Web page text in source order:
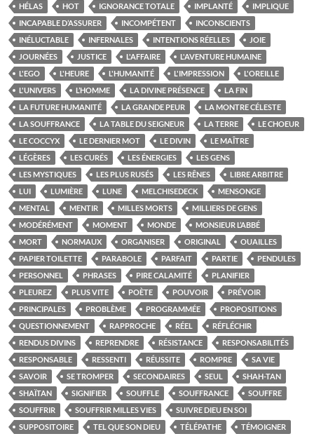
HÉLAS
HOT IGNORANCE TOTALE IMPLANTÉ
IMPLIQUE
INCAPABLE D’ASSURER
INCOMPÉTENT
INCONSCIENTS
INÉLUCTABLE
INFERNALES INTENTIONS RÉELLES
JOIE
JOURNÉES
JUSTICE L'AFFAIRE
L'AVENTURE HUMAINE
L'EGO
L'HEURE L'HUMANITÉ L'IMPRESSION
L'OREILLE
L'UNIVERS
L’HOMME LA DIVINE PRÉSENCE
LA FIN
LA FUTURE HUMANITÉ
LA GRANDE PEUR
LA MONTRE CÉLESTE
LA SOUFFRANCE
LA TABLE DU SEIGNEUR LA TERRE
LE CHOEUR
LE COCCYX
LE DERNIER MOT LE DIVIN
LE MAÎTRE
LÉGÈRES
LES CURÉS LES ÉNERGIES
LES GENS
LES MYSTIQUES
LES PLUS RUSÉS LES RÊNES
LIBRE ARBITRE
LUI
LUMIÈRE LUNE MELCHISEDECK
MENSONGE
MENTAL
MENTIR MILLES MORTS
MILLIERS DE GENS
MODÉRÉMENT
MOMENT MONDE
MONSIEUR L’ABBÉ
MORT
NORMAUX ORGANISER ORIGINAL
OUAILLES
PAPIER TOILETTE
PARABOLE PARFAIT PARTIE
PENDULES
PERSONNEL
PHRASES PIRE CALAMITÉ
PLANIFIER
PLEUREZ
PLUS VITE POÈTE POUVOIR
PRÉVOIR
PRINCIPALES
PROBLÈME PROGRAMMÉE
PROPOSITIONS
QUESTIONNEMENT
RAPPROCHE RÉEL
RÉFLÉCHIR
RENDUS DIVINS
REPRENDRE RÉSISTANCE
RESPONSABILITÉS
RESPONSABLE
RESSENTI RÉUSSITE ROMPRE
SA VIE
SAVOIR
SE TROMPER SECONDAIRES SEUL
SHAH-TAN
SHAÏTAN
SIGNIFIER SOUFFLE SOUFFRANCE
SOUFFRE
SOUFFRIR
SOUFFRIR MILLES VIES
SUIVRE DIEU EN SOI
SUPPOSITOIRE
TEL QUE SON DIEU TÉLÉPATHE
TÉMOIGNER